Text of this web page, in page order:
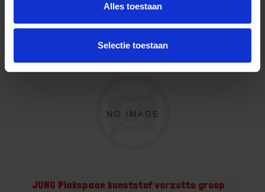
Alles toestaan
Selectie toestaan
JUNG Plakspaan kunststof verzette greep